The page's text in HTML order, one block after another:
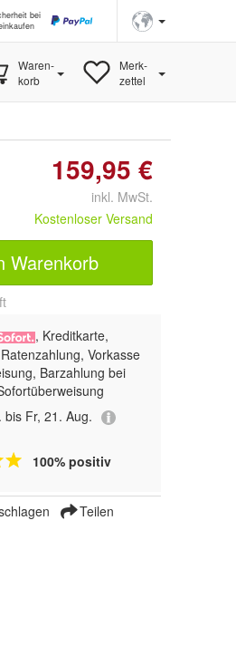
bei
Waren-
korb
Merk-
zettel
159,95 €
inkl. MwSt.
Kostenloser Versand
Warenkorb
, Kreditkarte,
Vorkasse
Barzahlung bei
bis Fr, 21. Aug.
100% positiv
Teilen